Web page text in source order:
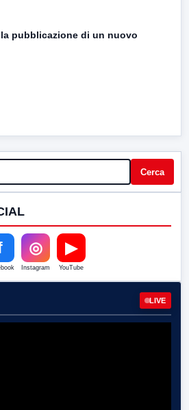
pubblicazione di un nuovo
Cerca
◎
Instagram
▶
YouTube
LIVE